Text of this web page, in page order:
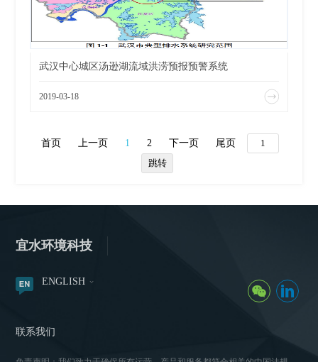
武汉中心城区汤逊湖流域洪涝预报预警系统
2019-03-18
首页 上一页 1 2 下一页 尾页
宜水环境科技
ENGLISH
联系我们